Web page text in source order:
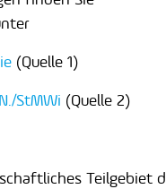
(Quelle 1)
StMWi (Quelle 2)
Teilgebiet